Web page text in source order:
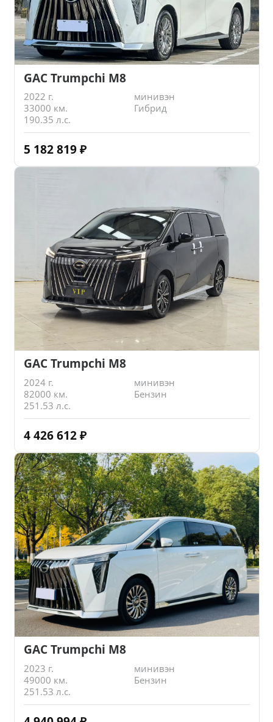
GAC Trumpchi M8
2022 г.
минивэн
33000 км.
Гибрид
190.35 л.с.
5 182 819 ₽
GAC Trumpchi M8
2024 г.
минивэн
82000 км.
Бензин
251.53 л.с.
4 426 612 ₽
GAC Trumpchi M8
2023 г.
минивэн
49000 км.
Бензин
251.53 л.с.